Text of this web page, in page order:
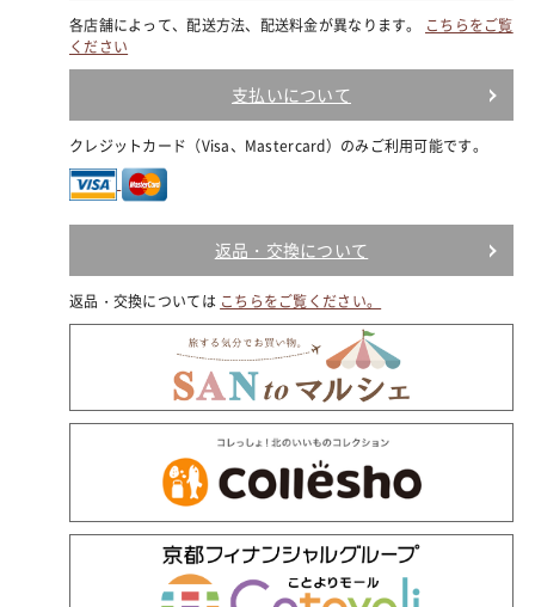
各店舗によって、配送方法、配送料金が異なります。
こちらをご覧
ください
支払いについて
クレジットカード（Visa、Mastercard）のみご利用可能です。
返品・交換について
返品・交換については こちらをご覧ください。